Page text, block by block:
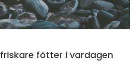
Fotvård i boden friskare fötter i vardagen